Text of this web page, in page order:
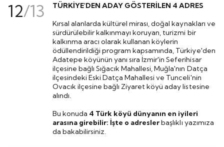
12/13
TÜRKİYE'DEN ADAY GÖSTERİLEN 4 ADRES
Kırsal alanlarda kültürel mirası, doğal kaynakları ve
sürdürülebilir kalkınmayı koruyan, turizmi bir
kalkınma aracı olarak kullanan köylerin
ödüllendirildiği program kapsamında, Türkiye'den
Adatepe köyünün yanı sıra İzmir'in Seferihisar
ilçesine bağlı Sığacık Mahallesi, Muğla'nın Datça
ilçesindeki Eski Datça Mahallesi ve Tunceli'nin
Ovacık ilçesine bağlı Ziyaret köyü aday listesine
alındı.
Bu konuda 4 Türk köyü dünyanın en iyileri
arasına girebilir: İşte o adreslerbaşlıklı yazımıza
da bakabilirsiniz.